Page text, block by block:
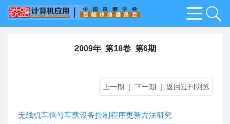
2009年 第18卷 第6期
上一期 | 下一期 | 返回过刊浏览
无线机车信号车载设备控制程序更新方法研究